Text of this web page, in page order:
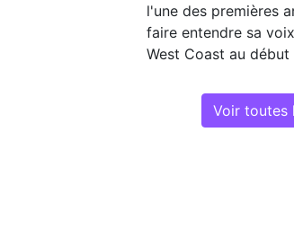
l'une des premières
faire entendre sa
West Coast au début
Voir toutes